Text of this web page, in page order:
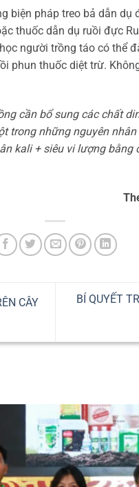
biện pháp treo bả dẫn
thuốc dẫn dụ ruồi đực
người trồng táo có thể
phun thuốc diệt trừ.
cần bổ sung các chất
trong những nguyên
kali + siêu vi lượng
CÂY
BÍ QUYẾT